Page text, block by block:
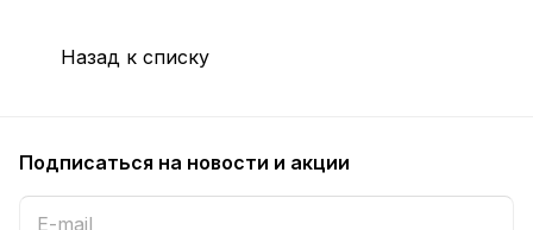
Назад к списку
Подписаться на новости и акции